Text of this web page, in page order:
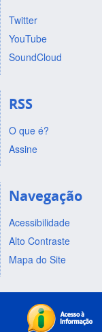
Twitter
YouTube
SoundCloud
RSS
O que é?
Assine
Navegação
Acessibilidade
Alto Contraste
Mapa do Site